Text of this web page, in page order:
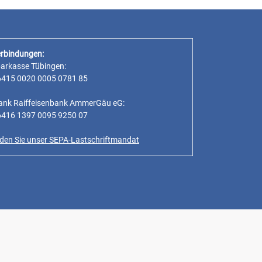
Tübingen:
0020 0005 0781 85
Raiffeisenbank AmmerGäu eG:
1397 0095 9250 07
Sie unser SEPA-Lastschriftmandat